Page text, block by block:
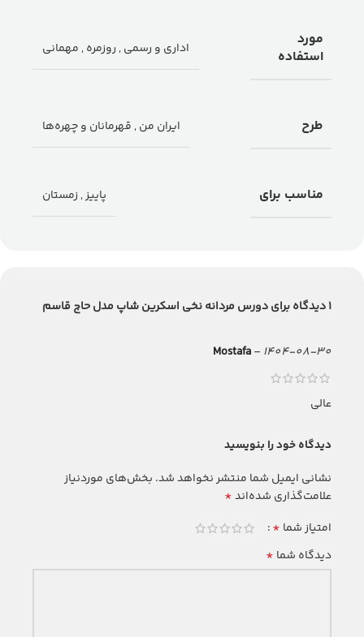
مورد
استفاده
اداری و رسمی,روزمره,مهمانی
طرح ایران من,قهرمانان و چهره‌ها
مناسب برای پاییز,زمستان
1 دیدگاه برای دورس مردانه نخی اسکرین شاپ مدل حاج قاسم
Mostafa– 1404-08-30
عالی
دیدگاه خود را بنویسید
نشانی ایمیل شما منتشر نخواهد شد. بخش‌های موردنیاز
علامت‌گذاری شده‌اند*
امتیاز شما *
دیدگاه شما *